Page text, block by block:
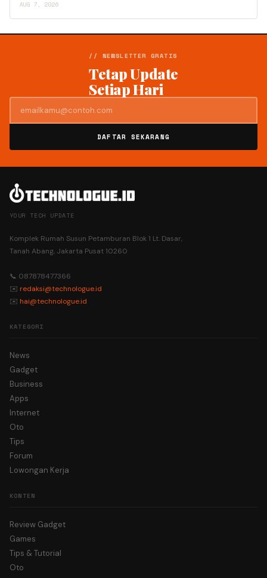
AUG 7, 2026
// NEWSLETTER GRATIS
Tetap Update
Setiap Hari
DAFTAR SEKARANG
YOUR TECH UPDATE
Komplek Rumah Susun Petamburan Blok 1 Lt. Dasar,
Tanah Abang, Jakarta Pusat 10260
📞 087878477366
✉️ redaksi@technologue.id
✉️ hai@technologue.id
KATEGORI
News
Gadget
Business
Apps
Internet
Oto
Tips
Forum
Lowongan Kerja
KONTEN
Review Gadget
Games
Tips & Tutorial
Oto